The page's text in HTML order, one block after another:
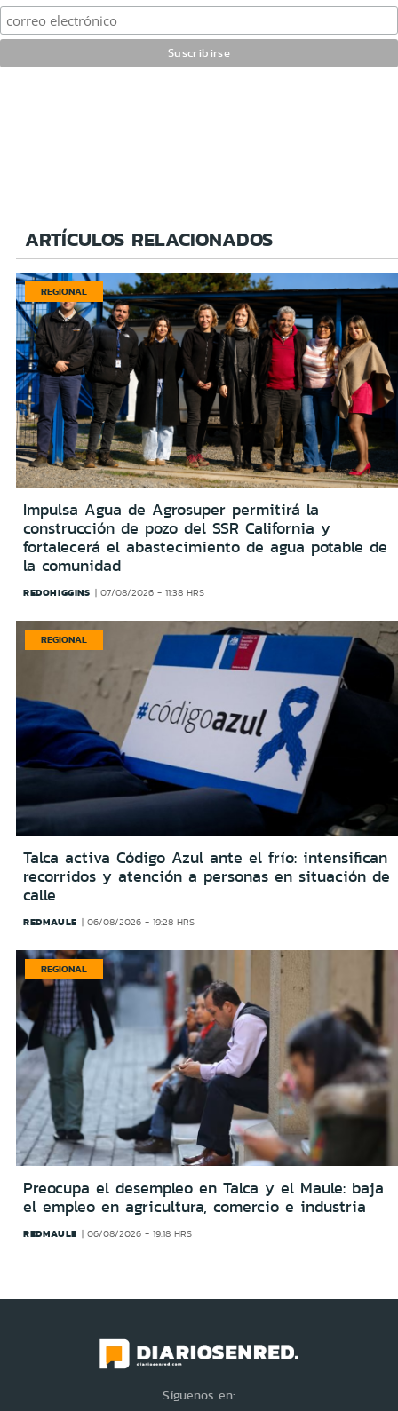
ARTÍCULOS RELACIONADOS
REGIONAL
Impulsa Agua de Agrosuper permitirá la
construcción de pozo del SSR California y
fortalecerá el abastecimiento de agua potable de
la comunidad
REDOHIGGINS 07/08/2026 - 11:38 HRS
REGIONAL
Talca activa Código Azul ante el frío: intensifican
recorridos y atención a personas en situación de
calle
REDMAULE 06/08/2026 - 19:28 HRS
REGIONAL
Preocupa el desempleo en Talca y el Maule: baja
el empleo en agricultura, comercio e industria
REDMAULE 06/08/2026 - 19:18 HRS
Síguenos en: